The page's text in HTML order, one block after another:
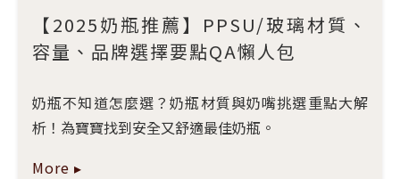
【2025奶瓶推薦】PPSU/玻璃材質、
容量、品牌選擇要點QA懶人包
奶瓶不知道怎麼選？奶瓶材質與奶嘴挑選重點大解
析！為寶寶找到安全又舒適最佳奶瓶。
More ▸